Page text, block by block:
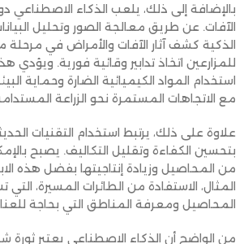
بالإضافة إلى ذلك، يلعب الذكاء الاصطناعي
الآفات. عن طريق معالجة الصور وتحليل
الذكية كشف آثار الآفات والأمراض في مرحلة
للمزارعين اتخاذ تدابير وقائية فورية. ويؤدي
استخدام المواد الكيميائية الضارة وحماية
مع الاتجاهات المستمرة نحو الزراعة
علاوة على ذلك، يرتبط استخدام التقنيات
بتحسين الكفاءة وتقليل التكاليف. يصبح
من المحاصيل وزيادة إنتاجيتها بفضل هذه
المثال، الاستفادة من الطائرات المسيرة،
المحاصيل ومعرفة المناطق التي بحاجة
من الواضح أن الذكاء الاصطناعي يعتبر ثورة